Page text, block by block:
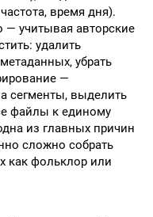
время дня).
учитывая авторские
удалить
убрать
—
сегменты, выделить
файлы к единому
из главных причин
сложно собрать
как фольклор или